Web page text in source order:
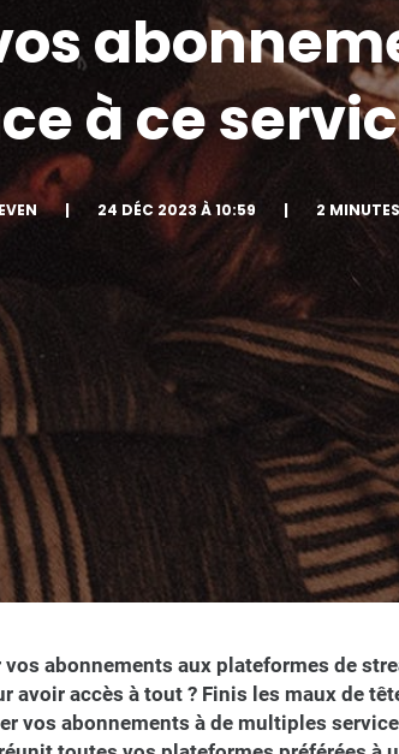
à ce
| 24 DÉC 2023 À 10:59 | 2 MINUTES
abonnements aux plateformes de
avoir accès à tout ? Finis les maux de
vos abonnements à de multiples